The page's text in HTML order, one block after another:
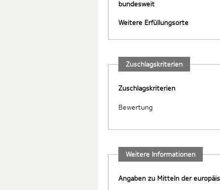
bundesweit
Weitere Erfüllungsorte
Zuschlagskriterien
Zuschlagskriterien
Bewertung
Weitere Informationen
Angaben zu Mitteln der